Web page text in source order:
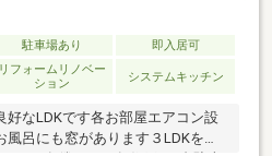
駐車場あり 即入居可
リフォームリノベー
ション
システムキッチン
好なLDKです各お部屋エアコン設
呂にも窓があります３LDKを２